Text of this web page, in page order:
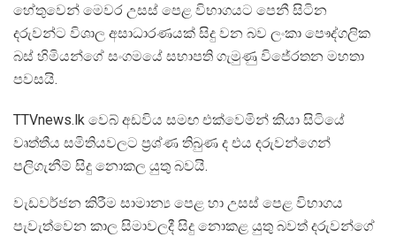
හේතුවෙන් මෙවර උසස් පෙළ විභාගයට පෙනී සිටින
දරුවන්ට විශාල අසාධාරණයක් සිදු වන බව ලංකා පෞද්ගලික
බස් හිමියන්ගේ සංගමයේ සභාපති ගැමුණු විජේරතන මහතා
පවසයි.
TTVnews.lk වෙබ් අඩවිය සමඟ එක්වෙමින් කියා සිටියේ
වෘත්තීය සමිතියවලට ප්‍රශ්ණ තිබුණ ද එය දරුවන්ගෙන්
පලිගැනීම් සිදු නොකල යුතු බවයි.
වැඩවර්ජන කිරීම සාමාන්‍ය පෙළ හා උසස් පෙළ විභාගය
පැවැත්වෙන කාල සිමාවලදී සිදු නොකළ යුතු බවත් දරුවන්ගේ